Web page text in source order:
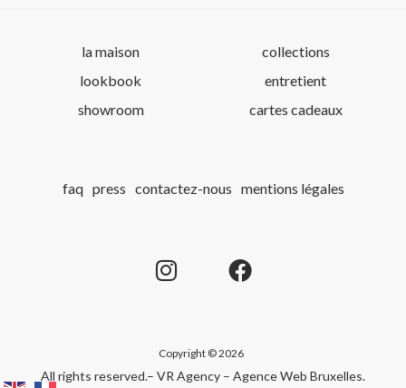
la maison
lookbook
showroom
collections
entretient
cartes cadeaux
faq press contactez-nous mentions légales
Copyright © 2026
All rights reserved.– VR Agency – Agence Web Bruxelles.